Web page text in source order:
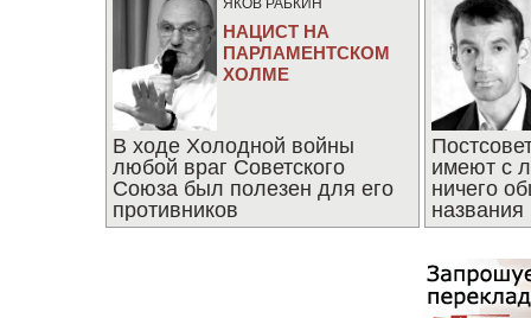
ЯКОВ РАБКИН
НАЦИСТ НА
ПАРЛАМЕНТСКОМ
ХОЛМЕ
В ходе Холодной войны
любой враг Советского
Союза был полезен для его
противников
имеют с
ничего
названия